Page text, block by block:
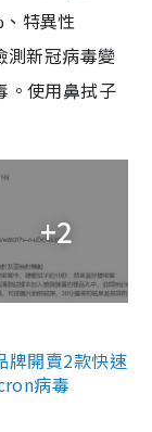
特異性
新冠病毒變
使用鼻拭子
+2
牌開賣2款快速
病毒